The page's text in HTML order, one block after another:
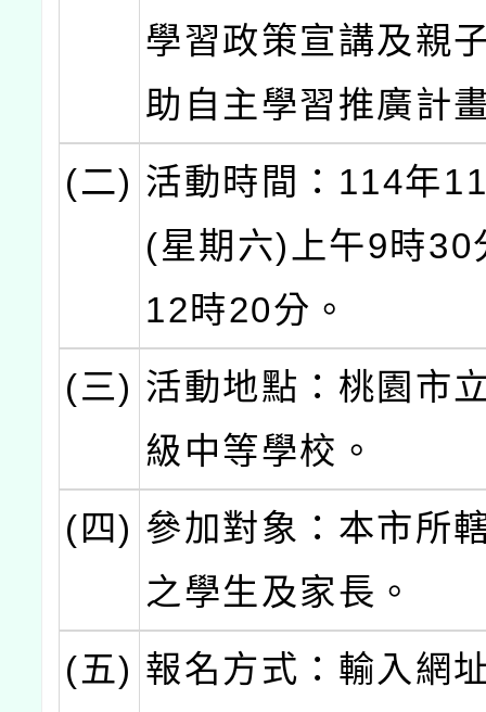
學習政策宣講及親
助自主學習推廣計
(二) 活動時間：114年
(星期六)上午9時30
12時20分。
(三) 活動地點：桃園市
級中等學校。
(四) 參加對象：本市所
之學生及家長。
(五) 報名方式：輸入網